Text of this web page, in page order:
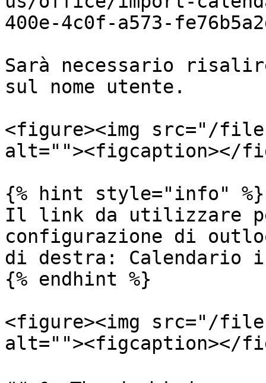
400e-4c0f-a573-
Sarà necessario
sul nome utente.
<figure><img src="/files/
alt=""><figcaption></
{% hint style="info" %}
Il link da utilizzare
configurazione di
di destra: Calendario
{% endhint %}
<figure><img src="/files/
alt=""><figcaption></